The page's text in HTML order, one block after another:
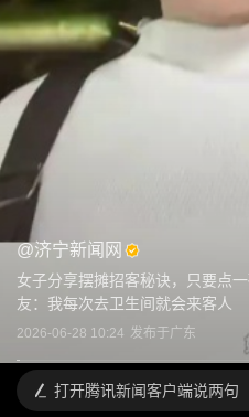
@济宁新闻网
女子分享摆摊招客秘诀，只要点
友：我每次去卫生间就会来客人
2026-06-28 10:24 发布于广东
打开腾讯新闻客户端说两句